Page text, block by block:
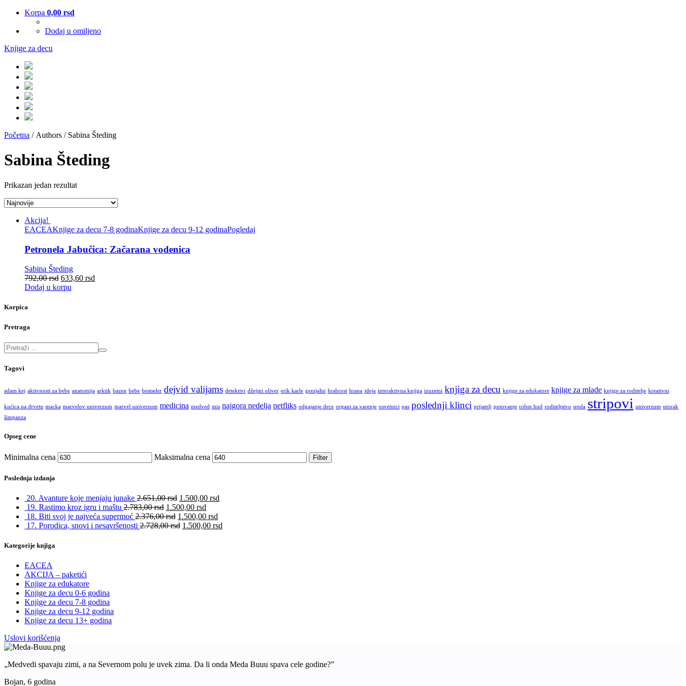
Korpa 0,00 rsd
Dodaj u omiljeno
Knjige za decu
Početna / Authors / Sabina Šteding
Sabina Šteding
Prikazan jedan rezultat
Akcija!
EACEAKnjige za decu 7-8 godinaKnjige za decu 9-12 godinaPogledaj
Petronela Jabučica: Začarana vodenica
Sabina Šteding
792,00rsd 633,60 rsd
Dodaj u korpu
Korpica
Pretraga
Tagovi
adam kej aktivnosti za bebe anatomija arktik bazen bebe bestseler dejvid valijams detektivi džejmi oliver erik karle genijalni hrabrost hrana ideja interaktivna knjiga izuzetni knjiga za decu knjige za edukatore knjige za mlade knjige za roditelje kreativni
kućica na drvetu macka marvelov univerzum marvel univerzum medicina medved mis najgora nedelja netfliks odgajanje dece organi za varenje osvetnici pas poslednji klinci prijatelj putovanje robin hud roditeljstvo sreda stripovi univerzum utorak
šimpanza
Opseg cene
Minimalna cena Maksimalna cena Filter
Poslednja izdanja
20. Avanture koje menjaju junake 2.651,00rsd 1.500,00 rsd
19. Rastimo kroz igru i maštu 2.783,00rsd 1.500,00 rsd
18. Biti svoj je najveća supermoć 2.376,00rsd 1.500,00 rsd
17. Porodica, snovi i nesavršenosti 2.728,00rsd 1.500,00 rsd
Kategorije knjiga
EACEA
AKCIJA – paketići
Knjige za edukatore
Knjige za decu 0-6 godina
Knjige za decu 7-8 godina
Knjige za decu 9-12 godina
Knjige za decu 13+ godina
Uslovi korišćenja
„Medvedi spavaju zimi, a na Severnom polu je uvek zima. Da li onda Meda Buuu spava cele godine?”
Bojan, 6 godina